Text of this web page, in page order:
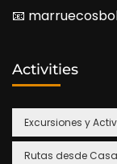
📧​
Activities
Excursiones y
Rutas desde